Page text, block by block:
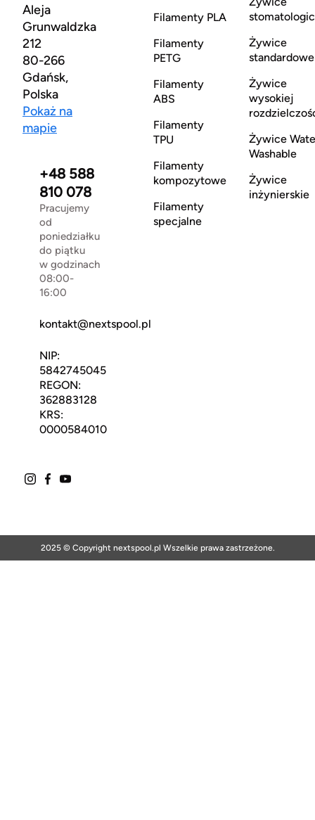
Aleja
Grunwaldzka
212
80-266
Gdańsk,
Polska
Pokaż na
mapie
+48 588
810 078
Pracujemy
od
poniedziałku
do piątku
w godzinach
08:00-
16:00
kontakt@nextspool.pl
NIP:
5842745045
REGON:
362883128
KRS:
0000584010
Filamenty PLA
Filamenty
PETG
Filamenty
ABS
Filamenty
TPU
Filamenty
kompozytowe
Filamenty
specjalne
Żywice
standardowe
Żywice
wysokiej
Żywice
Washable
Żywice
inżynierskie